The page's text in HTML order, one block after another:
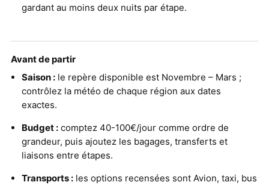
gardant au moins deux nuits par étape.
Avant de partir
Saison : le repère disponible est Novembre – Mars ;
contrôlez la météo de chaque région aux dates
exactes.
Budget : comptez 40-100€/jour comme ordre de
grandeur, puis ajoutez les bagages, transferts et
liaisons entre étapes.
Transports : les options recensées sont Avion, taxi, bus